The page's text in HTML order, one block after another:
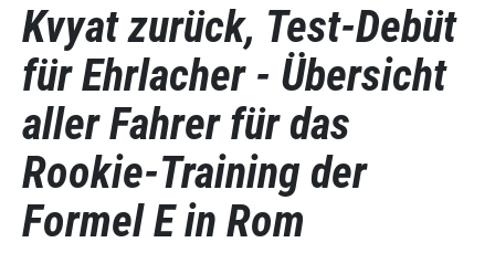
Kvyat zurück, Test-Debüt
für Ehrlacher - Übersicht
aller Fahrer für das
Rookie-Training der
Formel E in Rom